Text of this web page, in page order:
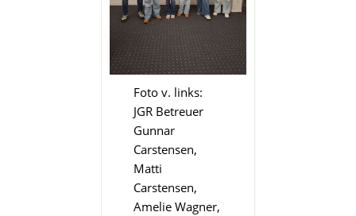
Foto v. links:
JGR Betreuer
Gunnar
Carstensen,
Matti
Carstensen,
Amelie Wagner,